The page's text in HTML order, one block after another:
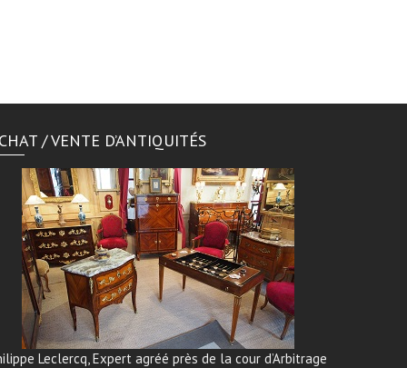
/ VENTE D’ANTIQUITÉS
Leclercq, Expert agréé près de la cour d’Arbitrage